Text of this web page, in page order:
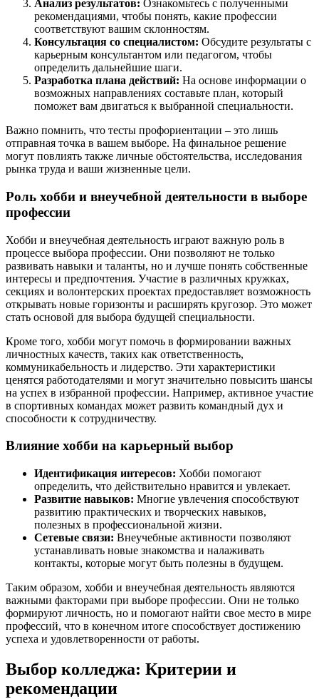
Анализ результатов: Ознакомьтесь с полученными
рекомендациями, чтобы понять, какие профессии
соответствуют вашим склонностям.
Консультация со специалистом: Обсудите результаты с
карьерным консультантом или педагогом, чтобы
определить дальнейшие шаги.
Разработка плана действий: На основе информации о
возможных направлениях составьте план, который
поможет вам двигаться к выбранной специальности.
Важно помнить, что тесты профориентации – это лишь
отправная точка в вашем выборе. На финальное решение
могут повлиять также личные обстоятельства, исследования
рынка труда и ваши жизненные цели.
Роль хобби и внеучебной деятельности в выборе
профессии
Хобби и внеучебная деятельность играют важную роль в
процессе выбора профессии. Они позволяют не только
развивать навыки и таланты, но и лучше понять собственные
интересы и предпочтения. Участие в различных кружках,
секциях и волонтерских проектах предоставляет возможность
открывать новые горизонты и расширять кругозор. Это может
стать основой для выбора будущей специальности.
Кроме того, хобби могут помочь в формировании важных
личностных качеств, таких как ответственность,
коммуникабельность и лидерство. Эти характеристики
ценятся работодателями и могут значительно повысить шансы
на успех в избранной профессии. Например, активное участие
в спортивных командах может развить командный дух и
способности к сотрудничеству.
Влияние хобби на карьерный выбор
Идентификация интересов: Хобби помогают
определить, что действительно нравится и увлекает.
Развитие навыков: Многие увлечения способствуют
развитию практических и творческих навыков,
полезных в профессиональной жизни.
Сетевые связи: Внеучебные активности позволяют
устанавливать новые знакомства и налаживать
контакты, которые могут быть полезны в будущем.
Таким образом, хобби и внеучебная деятельность являются
важными факторами при выборе профессии. Они не только
формируют личность, но и помогают найти свое место в мире
профессий, что в конечном итоге способствует достижению
успеха и удовлетворенности от работы.
Выбор колледжа: Критерии и
рекомендации